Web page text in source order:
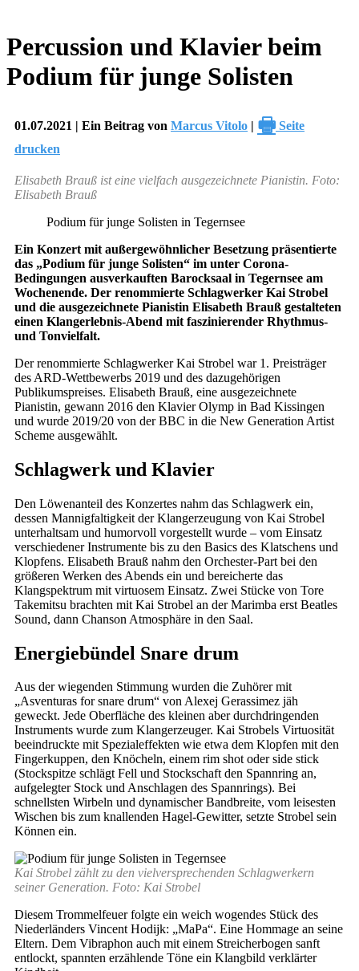
Percussion und Klavier beim
Podium für junge Solisten
01.07.2021 | Ein Beitrag von Marcus Vitolo | 🖶 Seite
drucken
Elisabeth Brauß ist eine vielfach ausgezeichnete Pianistin. Foto:
Elisabeth Brauß
Podium für junge Solisten in Tegernsee
Ein Konzert mit außergewöhnlicher Besetzung präsentierte
das „Podium für junge Solisten“ im unter Corona-
Bedingungen ausverkauften Barocksaal in Tegernsee am
Wochenende. Der renommierte Schlagwerker Kai Strobel
und die ausgezeichnete Pianistin Elisabeth Brauß gestalteten
einen Klangerlebnis-Abend mit faszinierender Rhythmus-
und Tonvielfalt.
Der renommierte Schlagwerker Kai Strobel war 1. Preisträger
des ARD-Wettbewerbs 2019 und des dazugehörigen
Publikumspreises. Elisabeth Brauß, eine ausgezeichnete
Pianistin, gewann 2016 den Klavier Olymp in Bad Kissingen
und wurde 2019/20 von der BBC in die New Generation Artist
Scheme ausgewählt.
Schlagwerk und Klavier
Den Löwenanteil des Konzertes nahm das Schlagwerk ein,
dessen Mannigfaltigkeit der Klangerzeugung von Kai Strobel
unterhaltsam und humorvoll vorgestellt wurde – vom Einsatz
verschiedener Instrumente bis zu den Basics des Klatschens und
Klopfens. Elisabeth Brauß nahm den Orchester-Part bei den
größeren Werken des Abends ein und bereicherte das
Klangspektrum mit virtuosem Einsatz. Zwei Stücke von Tore
Takemitsu brachten mit Kai Strobel an der Marimba erst Beatles
Sound, dann Chanson Atmosphäre in den Saal.
Energiebündel Snare drum
Aus der wiegenden Stimmung wurden die Zuhörer mit
„Asventuras for snare drum“ von Alexej Gerassimez jäh
geweckt. Jede Oberfläche des kleinen aber durchdringenden
Instruments wurde zum Klangerzeuger. Kai Strobels Virtuosität
beeindruckte mit Spezialeffekten wie etwa dem Klopfen mit den
Fingerkuppen, den Knöcheln, einem rim shot oder side stick
(Stockspitze schlägt Fell und Stockschaft den Spannring an,
aufgelegter Stock und Anschlagen des Spannrings). Bei
schnellsten Wirbeln und dynamischer Bandbreite, vom leisesten
Wischen bis zum knallenden Hagel-Gewitter, setzte Strobel sein
Können ein.
Kai Strobel zählt zu den vielversprechenden Schlagwerkern
seiner Generation. Foto: Kai Strobel
Diesem Trommelfeuer folgte ein weich wogendes Stück des
Niederländers Vincent Hodijk: „MaPa“. Eine Hommage an seine
Eltern. Dem Vibraphon auch mit einem Streicherbogen sanft
entlockt, spannten erzählende Töne ein Klangbild verklärter